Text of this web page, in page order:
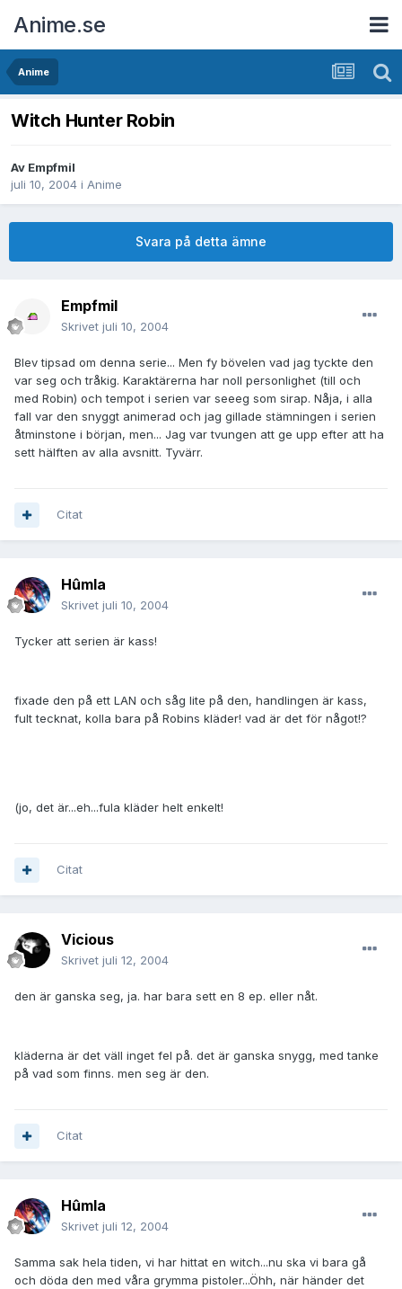
Anime.se
Anime
Witch Hunter Robin
Av Empfmil
juli 10, 2004 i Anime
Svara på detta ämne
Empfmil
Skrivet juli 10, 2004
Blev tipsad om denna serie... Men fy bövelen vad jag tyckte den
var seg och tråkig. Karaktärerna har noll personlighet (till och
med Robin) och tempot i serien var seeeg som sirap. Nåja, i alla
fall var den snyggt animerad och jag gillade stämningen i serien
åtminstone i början, men... Jag var tvungen att ge upp efter att ha
sett hälften av alla avsnitt. Tyvärr.
Citat
Hûmla
Skrivet juli 10, 2004
Tycker att serien är kass!
fixade den på ett LAN och såg lite på den, handlingen är kass,
fult tecknat, kolla bara på Robins kläder! vad är det för något!?
(jo, det är...eh...fula kläder helt enkelt!
Citat
Vicious
Skrivet juli 12, 2004
den är ganska seg, ja. har bara sett en 8 ep. eller nåt.
kläderna är det väll inget fel på. det är ganska snygg, med tanke
på vad som finns. men seg är den.
Citat
Hûmla
Skrivet juli 12, 2004
Samma sak hela tiden, vi har hittat en witch...nu ska vi bara gå
och döda den med våra grymma pistoler...Öhh, när händer det